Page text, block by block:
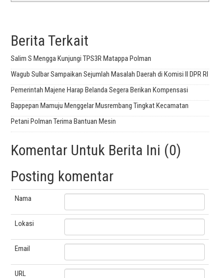
Berita Terkait
Salim S Mengga Kunjungi TPS3R Matappa Polman
Wagub Sulbar Sampaikan Sejumlah Masalah Daerah di Komisi II DPR RI
Pemerintah Majene Harap Belanda Segera Berikan Kompensasi
Bappepan Mamuju Menggelar Musrembang Tingkat Kecamatan
Petani Polman Terima Bantuan Mesin
Komentar Untuk Berita Ini (0)
Posting komentar
Nama
Lokasi
Email
URL